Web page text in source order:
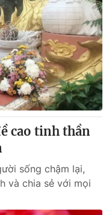
khi phát hành lại
cao tinh thần
sống chậm lại,
và chia sẻ với mọi